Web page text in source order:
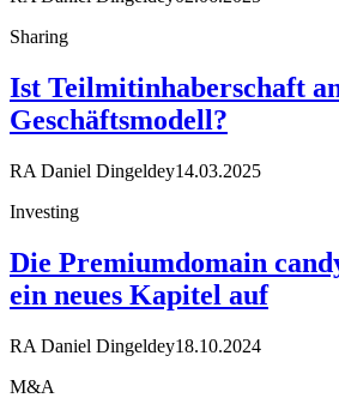
Sharing
Ist Teilmitinhaberschaft
Geschäftsmodell?
RA Daniel Dingeldey14.03.2025
Investing
Die Premiumdomain
ein neues Kapitel auf
RA Daniel Dingeldey18.10.2024
M&A